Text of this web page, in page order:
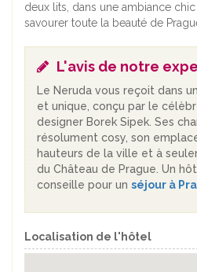
deux lits, dans une ambiance
savourer toute la beauté de
L'avis de notre
Le Neruda vous reçoit dans
et unique, conçu par le
designer Borek Sipek. Ses
résolument cosy, son
hauteurs de la ville et à
du Château de Prague. Un
conseille pour un séjour à
Localisation de l'hôtel